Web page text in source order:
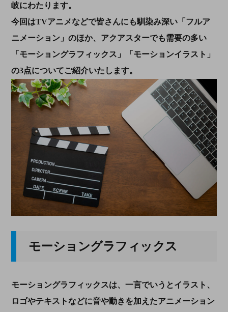
岐にわたります。
今回はTVアニメなどで皆さんにも馴染み深い「フルア
ニメーション」のほか、アクアスターでも需要の多い
「モーショングラフィックス」「モーションイラスト」
の3点についてご紹介いたします。
モーショングラフィックス
モーショングラフィックスは、一言でいうとイラスト、
ロゴやテキストなどに音や動きを加えたアニメーション